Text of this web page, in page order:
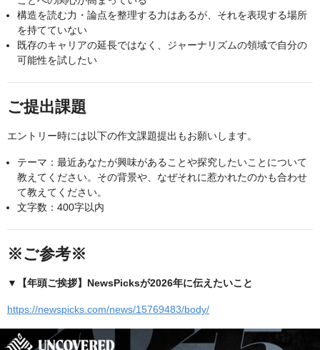
構造を読む力・論点を整理する力はあるが、それを表現する場所
を持てていない
既存のキャリアの延長ではなく、ジャーナリズムの領域で自分の
可能性を試したい
ご提出課題
エントリー時には以下の作文課題提出もお願いします。
テーマ：最近あなたが興味があることや探究したいことについて
教えてください。その背景や、なぜそれに惹かれたのかも合わせ
て教えてください。
文字数：400字以内
※ご参考※
▼【年頭ご挨拶】NewsPicksが2026年に伝えたいこと
https://newspicks.com/news/15769483/body/